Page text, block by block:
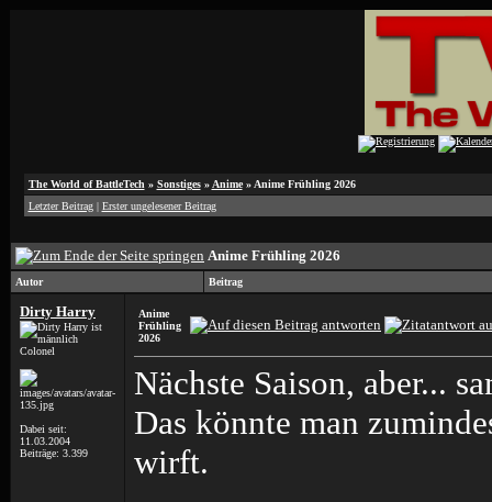
The World of BattleTech » Sonstiges» Anime» Anime Frühling 2026
Letzter Beitrag| Erster ungelesener Beitrag
Anime Frühling 2026
Autor Beitrag
Dirty Harry
Colonel
Dabei seit:
11.03.2004
Beiträge: 3.399
Anime
Frühling
2026
Nächste Saison, aber...
Das könnte man
wirft.